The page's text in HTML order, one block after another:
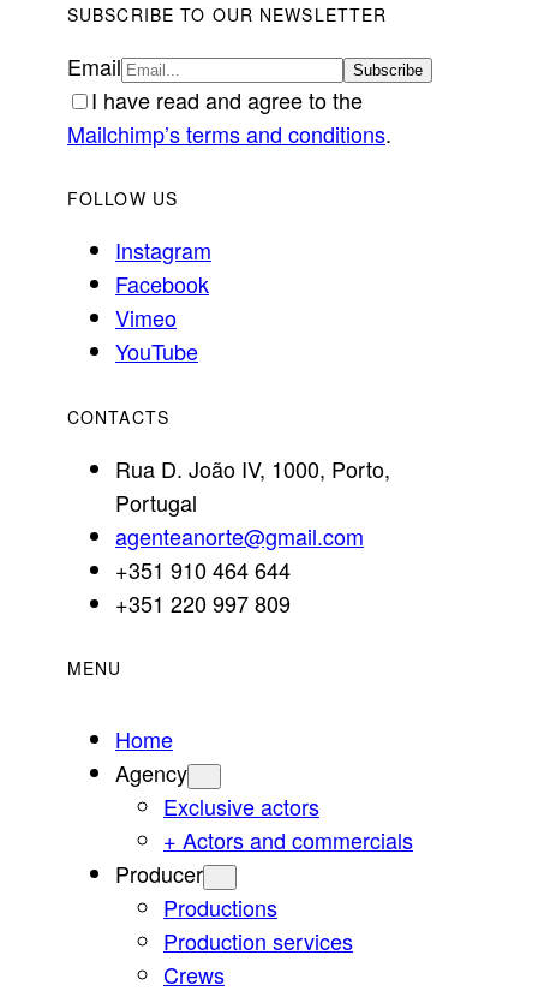
SUBSCRIBE TO OUR NEWSLETTER
Email
I have read and agree to the
Mailchimp’s terms and conditions.
FOLLOW US
Instagram
Facebook
Vimeo
YouTube
CONTACTS
Rua D. João IV, 1000, Porto,
Portugal
agenteanorte@gmail.com
+351 910 464 644
+351 220 997 809
MENU
Home
Agency
Exclusive actors
+ Actors and commercials
Producer
Productions
Production services
Crews